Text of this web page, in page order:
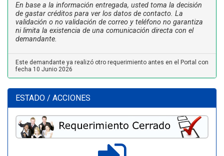
En base a la información entregada, usted toma la decisión
de gastar créditos para ver los datos de contacto. La
validación o no validación de correo y teléfono no garantiza
ni limita la existencia de una comunicación directa con el
demandante.
Este demandante ya realizó otro requerimiento antes en el Portal con
fecha 10 Junio 2026
ESTADO / ACCIONES